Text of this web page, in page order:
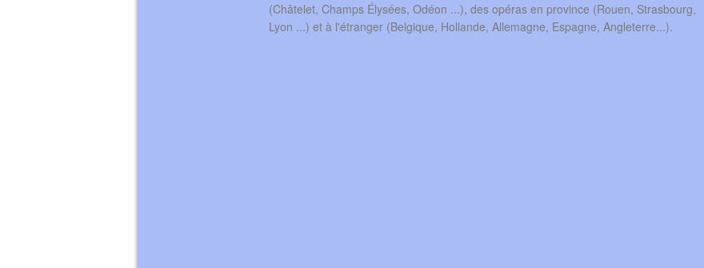
(Châtelet, Champs Élysées, Odéon ...), des opéras en province (Rouen, Strasbourg,
Lyon ...) et à l'étranger (Belgique, Hollande, Allemagne, Espagne, Angleterre...).